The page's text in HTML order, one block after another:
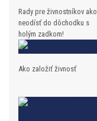
Rady pre živnostníkov ako
neodísť do dôchodku s
holým zadkom!
Ako založiť živnosť